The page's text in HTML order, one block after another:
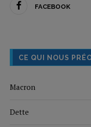
FACEBOOK
CE QUI NOUS
Macron
Dette